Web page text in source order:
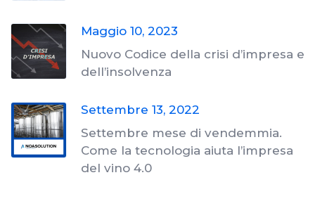
Maggio 10, 2023
Nuovo Codice della crisi d’impresa e
dell’insolvenza
Settembre 13, 2022
Settembre mese di vendemmia.
Come la tecnologia aiuta l’impresa
del vino 4.0